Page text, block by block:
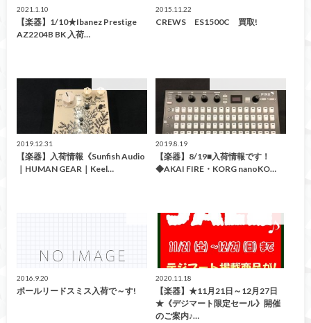
2021.1.10
【楽器】1/10★Ibanez Prestige
AZ2204B BK 入荷…
2015.11.22
CREWS ES1500C 買取!
2019.12.31
【楽器】入荷情報《Sunfish Audio
｜HUMAN GEAR｜Keel…
2019.8.19
【楽器】8/19■入荷情報です！
◆AKAI FIRE・KORG nanoKO…
2016.9.20
ポールリードスミス入荷で～す!
2020.11.18
【楽器】★11月21日～12月27日
★《デジマート限定セール》開催
のご案内♪…